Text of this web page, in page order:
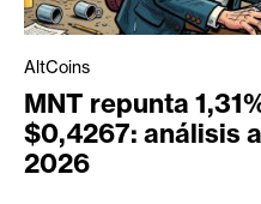
AltCoins
MNT repunta
$0,4267: análisis
2026